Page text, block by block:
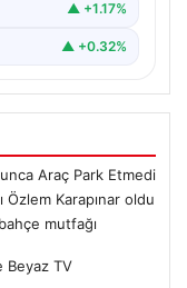
▲ +1.17%
▲ +0.32%
Araç Park Etmedi
Özlem Karapınar oldu
mutfağı
Beyaz TV